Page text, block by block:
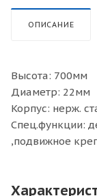
ОПИСАНИЕ
Высота: 700мм
Диаметр: 22мм
Корпус: нерж.
Спец.функции:
,подвижное